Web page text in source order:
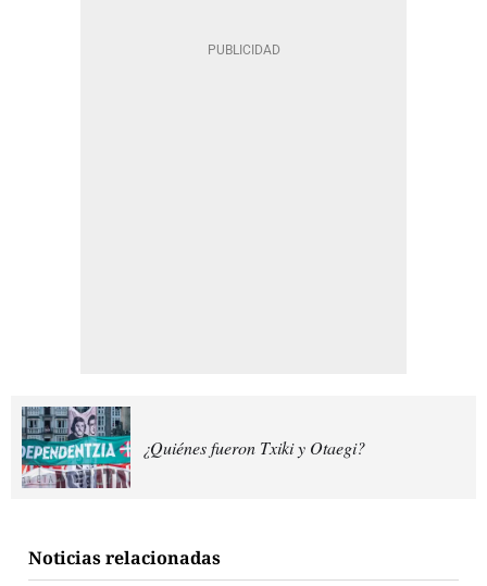
¿Quiénes fueron Txiki y Otaegi?
Noticias relacionadas